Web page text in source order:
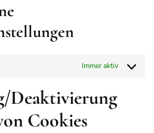
Immer aktiv
Deaktivierung
Cookies